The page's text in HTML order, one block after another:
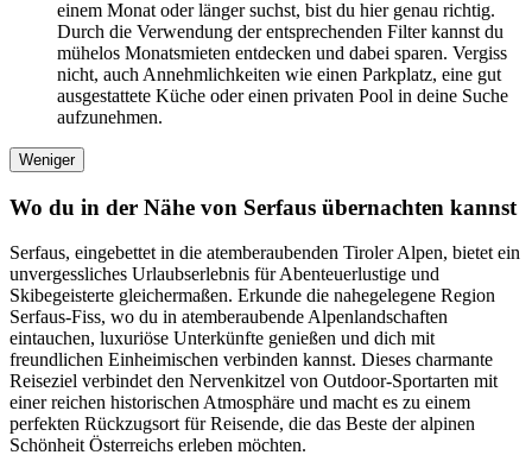
einem Monat oder länger suchst, bist du hier genau richtig.
Durch die Verwendung der entsprechenden Filter kannst du
mühelos Monatsmieten entdecken und dabei sparen. Vergiss
nicht, auch Annehmlichkeiten wie einen Parkplatz, eine gut
ausgestattete Küche oder einen privaten Pool in deine Suche
aufzunehmen.
Weniger
Wo du in der Nähe von Serfaus übernachten kannst
Serfaus, eingebettet in die atemberaubenden Tiroler Alpen, bietet ein
unvergessliches Urlaubserlebnis für Abenteuerlustige und
Skibegeisterte gleichermaßen. Erkunde die nahegelegene Region
Serfaus-Fiss, wo du in atemberaubende Alpenlandschaften
eintauchen, luxuriöse Unterkünfte genießen und dich mit
freundlichen Einheimischen verbinden kannst. Dieses charmante
Reiseziel verbindet den Nervenkitzel von Outdoor-Sportarten mit
einer reichen historischen Atmosphäre und macht es zu einem
perfekten Rückzugsort für Reisende, die das Beste der alpinen
Schönheit Österreichs erleben möchten.